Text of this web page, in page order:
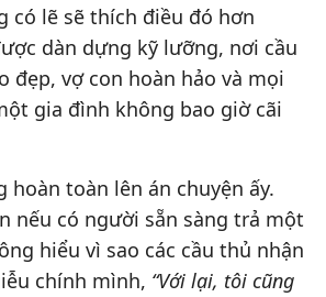
có lẽ sẽ thích điều đó hơn
dàn dựng kỹ lưỡng, nơi cầu
đẹp, vợ con hoàn hảo và mọi
gia đình không bao giờ cãi
hoàn toàn lên án chuyện ấy.
nếu có người sẵn sàng trả một
hiểu vì sao các cầu thủ nhận
chính mình, “Với lại, tôi cũng